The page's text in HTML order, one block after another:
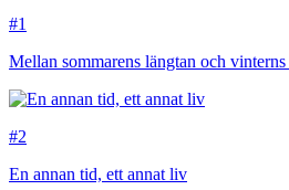
#1
Mellan sommarens längtan och
#2
En annan tid, ett annat liv